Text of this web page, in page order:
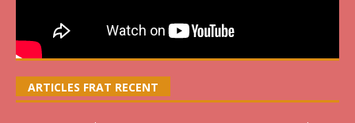
ARTICLES FRAT RECENT